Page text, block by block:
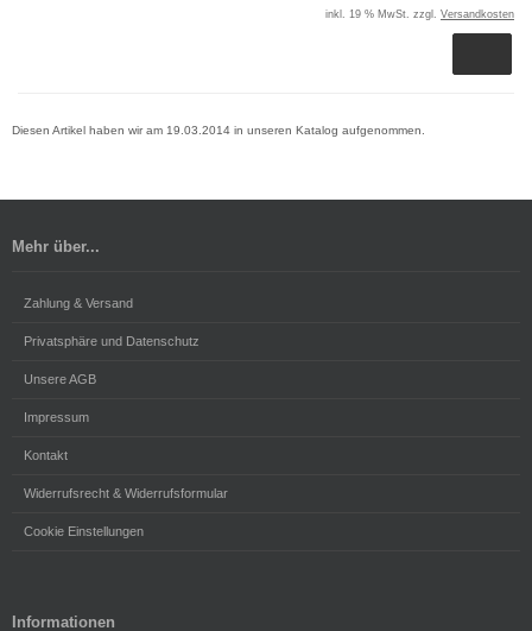
inkl. 19 % MwSt. zzgl. Versandkosten
Diesen Artikel haben wir am 19.03.2014 in unseren Katalog aufgenommen.
Mehr über...
Zahlung & Versand
Privatsphäre und Datenschutz
Unsere AGB
Impressum
Kontakt
Widerrufsrecht & Widerrufsformular
Cookie Einstellungen
Informationen